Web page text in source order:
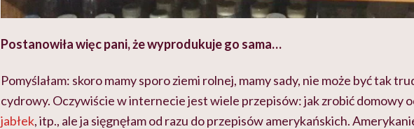
Postanowiła więc pani, że wyprodukuje go sama…
Pomyślałam: skoro mamy sporo ziemi rolnej, mamy sady, nie może być tak
cydrowy. Oczywiście w internecie jest wiele przepisów: jak zrobić domowy
jabłek, itp., ale ja sięgnęłam od razu do przepisów amerykańskich.